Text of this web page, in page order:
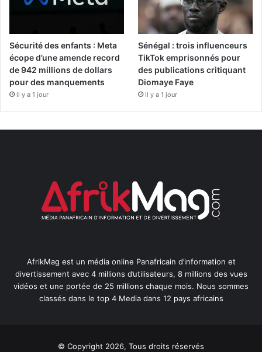
Sécurité des enfants : Meta
écope d’une amende record
de 942 millions de dollars
pour des manquements
il y a 1 jour
Sénégal : trois influenceurs
TikTok emprisonnés pour
des publications critiquant
Diomaye Faye
il y a 1 jour
AfrikMag est un média online Panafricain d’information et
divertissement avec 4 millions d’utilisateurs, 8 millions des vues
vidéos et une portée de 25 millions chaque mois. Nous sommes
classés dans le top 4 Media dans 12 pays africains
© Copyright 2026, Tous droits réservés